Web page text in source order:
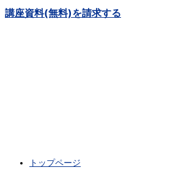
講座資料(無料)を請求する
トップページ